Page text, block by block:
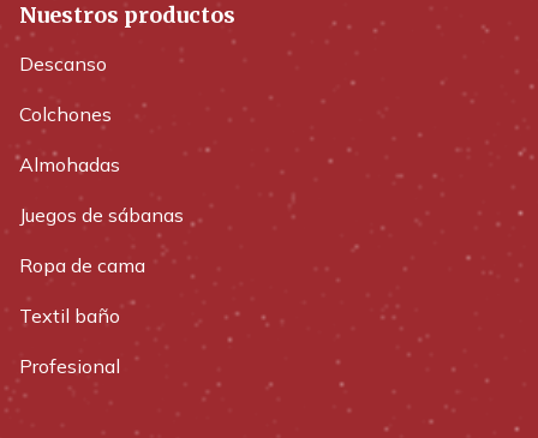
Nuestros productos
Descanso
Colchones
Almohadas
Juegos de sábanas
Ropa de cama
Textil baño
Profesional